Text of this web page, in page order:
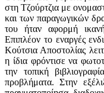
στη Τζούρτζια με
και των παραγωγικών
του ήταν αφορμή
Επιπλέον το εναργές
Κούτσια Αποστολίας
η ίδια φρόντισε να
την τοπική
προβλήματα. Στην